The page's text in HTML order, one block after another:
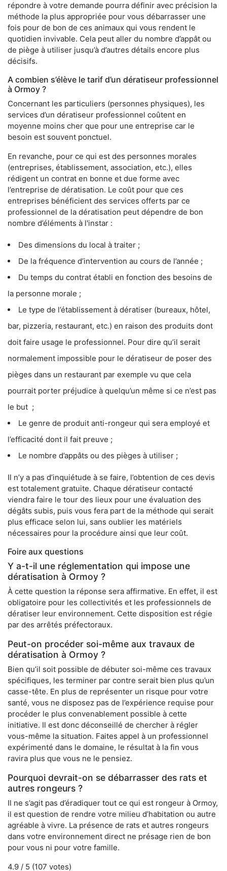
répondre à votre demande pourra définir avec précision la
méthode la plus appropriée pour vous débarrasser une
fois pour de bon de ces animaux qui vous rendent le
quotidien invivable. Cela peut aller du nombre d’appât ou
de piège à utiliser jusqu’à d’autres détails encore plus
décisifs.
A combien s’élève le tarif d’un dératiseur professionnel
à Ormoy ?
Concernant les particuliers (personnes physiques), les
services d’un dératiseur professionnel coûtent en
moyenne moins cher que pour une entreprise car le
besoin est souvent ponctuel.
En revanche, pour ce qui est des personnes morales
(entreprises, établissement, association, etc.), elles
rédigent un contrat en bonne et due forme avec
l’entreprise de dératisation. Le coût pour que ces
entreprises bénéficient des services offerts par ce
professionnel de la dératisation peut dépendre de bon
nombre d’éléments à l'instar :
Des dimensions du local à traiter ;
De la fréquence d’intervention au cours de l’année ;
Du temps du contrat établi en fonction des besoins de
la personne morale ;
Le type de l’établissement à dératiser (bureaux, hôtel,
bar, pizzeria, restaurant, etc.) en raison des produits dont
doit faire usage le professionnel. Pour dire qu’il serait
normalement impossible pour le dératiseur de poser des
pièges dans un restaurant par exemple vu que cela
pourrait porter préjudice à quelqu’un même si ce n’est pas
le but ;
Le genre de produit anti-rongeur qui sera employé et
l’efficacité dont il fait preuve ;
Le nombre d’appâts ou des pièges à utiliser ;
Il n’y a pas d’inquiétude à se faire, l’obtention de ces devis
est totalement gratuite. Chaque dératiseur contacté
viendra faire le tour des lieux pour une évaluation des
dégâts subis, puis vous fera part de la méthode qui serait
plus efficace selon lui, sans oublier les matériels
nécessaires pour la procédure ainsi que leur coût.
Foire aux questions
Y a-t-il une réglementation qui impose une
dératisation à Ormoy ?
À cette question la réponse sera affirmative. En effet, il est
obligatoire pour les collectivités et les professionnels de
dératiser leur environnement. Cette disposition est régie
par des arrêtés préfectoraux.
Peut-on procéder soi-même aux travaux de
dératisation à Ormoy ?
Bien qu’il soit possible de débuter soi-même ces travaux
spécifiques, les terminer par contre serait bien plus qu’un
casse-tête. En plus de représenter un risque pour votre
santé, vous ne disposez pas de l’expérience requise pour
procéder le plus convenablement possible à cette
initiative. Il est donc déconseillé de chercher à régler
vous-même la situation. Faites appel à un professionnel
expérimenté dans le domaine, le résultat à la fin vous
ravira plus que vous ne le pensiez.
Pourquoi devrait-on se débarrasser des rats et
autres rongeurs ?
Il ne s’agit pas d’éradiquer tout ce qui est rongeur à Ormoy,
il est question de rendre votre milieu d’habitation ou autre
agréable à vivre. La présence de rats et autres rongeurs
dans votre environnement direct ne présage rien de bon
pour vous ni pour votre famille.
4.9 / 5 (107 votes)